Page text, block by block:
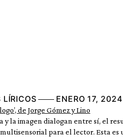
LÍRICOS ENERO 17, 2024
de Jorge Gómez y Lino
y la imagen dialogan entre sí, el
para el lector. Esta es